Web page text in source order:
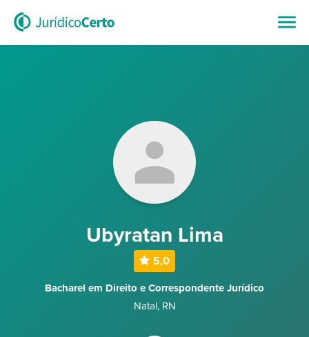
Ubyratan Lima
5,0
Bacharel em Direito e Correspondente Jurídico
Natal, RN